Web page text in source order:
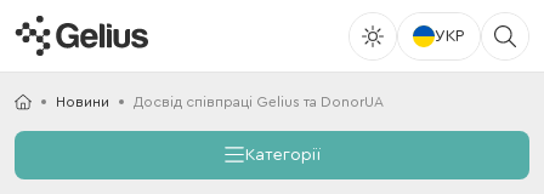
УКР
Новини Досвід співпраці Gelius та DonorUA
Категорії